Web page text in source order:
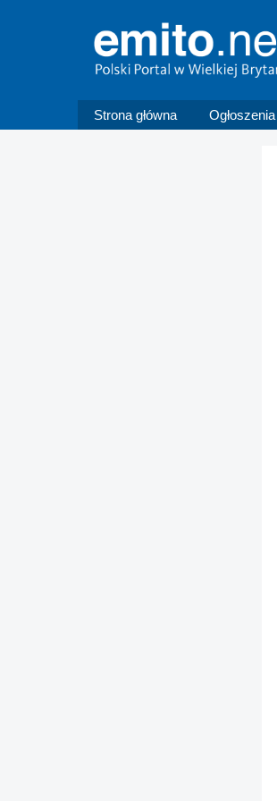
Strona główna Ogłoszenia